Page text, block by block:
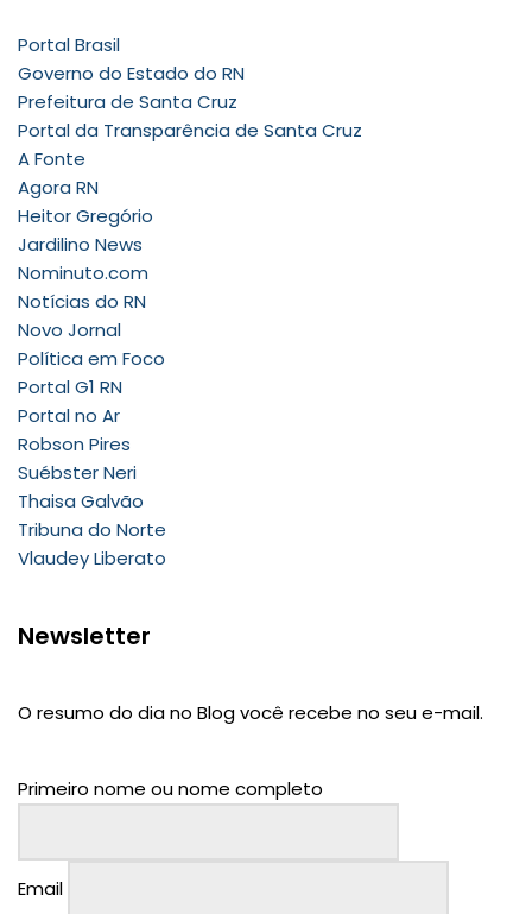
Portal Brasil
Governo do Estado do RN
Prefeitura de Santa Cruz
Portal da Transparência de Santa Cruz
A Fonte
Agora RN
Heitor Gregório
Jardilino News
Nominuto.com
Notícias do RN
Novo Jornal
Política em Foco
Portal G1 RN
Portal no Ar
Robson Pires
Suébster Neri
Thaisa Galvão
Tribuna do Norte
Vlaudey Liberato
Newsletter
O resumo do dia no Blog você recebe no seu e-mail.
Primeiro nome ou nome completo
Email